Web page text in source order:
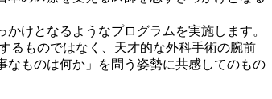
けとなるようなプログラムを実施します。
るものではなく、天才的な外科手術の腕前
なものは何か」を問う姿勢に共感してのもの